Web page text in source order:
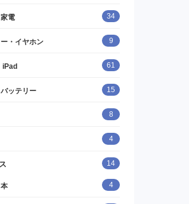
電 34
・イヤホン 9
iPad 61
ッテリー 15
8
4
14
4